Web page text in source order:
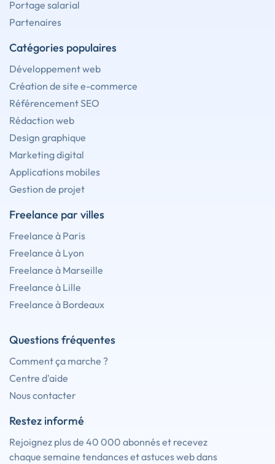
Portage salarial
Partenaires
Catégories populaires
Développement web
Création de site e-commerce
Référencement SEO
Rédaction web
Design graphique
Marketing digital
Applications mobiles
Gestion de projet
Freelance par villes
Freelance à Paris
Freelance à Lyon
Freelance à Marseille
Freelance à Lille
Freelance à Bordeaux
Questions fréquentes
Comment ça marche ?
Centre d'aide
Nous contacter
Restez informé
Rejoignez plus de 40 000 abonnés et recevez
chaque semaine tendances et astuces web dans